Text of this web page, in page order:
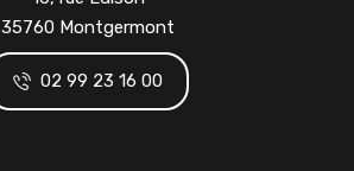
35760 Montgermont
02 99 23 16 00